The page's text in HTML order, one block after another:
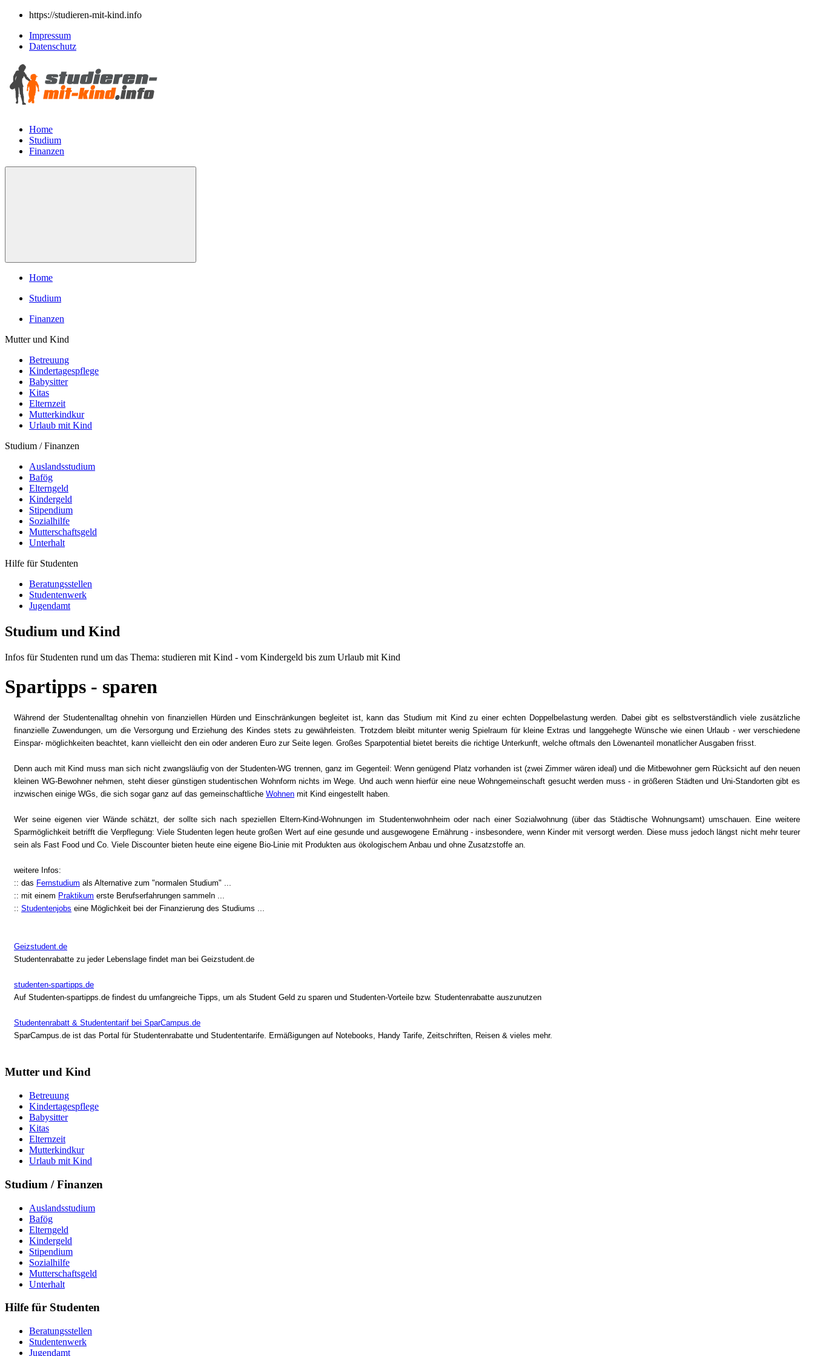
https://studieren-mit-kind.info
Impressum
Datenschutz
Home
Studium
Finanzen
Home
Studium
Finanzen
Mutter und Kind
Betreuung
Kindertagespflege
Babysitter
Kitas
Elternzeit
Mutterkindkur
Urlaub mit Kind
Studium / Finanzen
Auslandsstudium
Bafög
Elterngeld
Kindergeld
Stipendium
Sozialhilfe
Mutterschaftsgeld
Unterhalt
Hilfe für Studenten
Beratungsstellen
Studentenwerk
Jugendamt
Studium und Kind
Infos für Studenten rund um das Thema: studieren mit Kind - vom Kindergeld bis zum Urlaub mit Kind
Spartipps - sparen
Während der Studentenalltag ohnehin von finanziellen Hürden und Einschränkungen begleitet ist, kann das Studium mit Kind zu einer echten Doppelbelastung werden. Dabei gibt es selbstverständlich viele zusätzliche
finanzielle Zuwendungen, um die Versorgung und Erziehung des Kindes stets zu gewährleisten. Trotzdem bleibt mitunter wenig Spielraum für kleine Extras und langgehegte Wünsche wie einen Urlaub - wer verschiedene
Einspar- möglichkeiten beachtet, kann vielleicht den ein oder anderen Euro zur Seite legen. Großes Sparpotential bietet bereits die richtige Unterkunft, welche oftmals den Löwenanteil monatlicher Ausgaben frisst.
Denn auch mit Kind muss man sich nicht zwangsläufig von der Studenten-WG trennen, ganz im Gegenteil: Wenn genügend Platz vorhanden ist (zwei Zimmer wären ideal) und die Mitbewohner gern Rücksicht auf den neuen
kleinen WG-Bewohner nehmen, steht dieser günstigen studentischen Wohnform nichts im Wege. Und auch wenn hierfür eine neue Wohngemeinschaft gesucht werden muss - in größeren Städten und Uni-Standorten gibt es
inzwischen einige WGs, die sich sogar ganz auf das gemeinschaftliche Wohnen mit Kind eingestellt haben.
Wer seine eigenen vier Wände schätzt, der sollte sich nach speziellen Eltern-Kind-Wohnungen im Studentenwohnheim oder nach einer Sozialwohnung (über das Städtische Wohnungsamt) umschauen. Eine weitere
Sparmöglichkeit betrifft die Verpflegung: Viele Studenten legen heute großen Wert auf eine gesunde und ausgewogene Ernährung - insbesondere, wenn Kinder mit versorgt werden. Diese muss jedoch längst nicht mehr teurer
sein als Fast Food und Co. Viele Discounter bieten heute eine eigene Bio-Linie mit Produkten aus ökologischem Anbau und ohne Zusatzstoffe an.
weitere Infos:
:: das Fernstudium als Alternative zum "normalen Studium" ...
:: mit einem Praktikum erste Berufserfahrungen sammeln ...
:: Studentenjobs eine Möglichkeit bei der Finanzierung des Studiums ...
Geizstudent.de
Studentenrabatte zu jeder Lebenslage findet man bei Geizstudent.de
studenten-spartipps.de
Auf Studenten-spartipps.de findest du umfangreiche Tipps, um als Student Geld zu sparen und Studenten-Vorteile bzw. Studentenrabatte auszunutzen
Studentenrabatt & Studententarif bei SparCampus.de
SparCampus.de ist das Portal für Studentenrabatte und Studententarife. Ermäßigungen auf Notebooks, Handy Tarife, Zeitschriften, Reisen & vieles mehr.
Mutter und Kind
Betreuung
Kindertagespflege
Babysitter
Kitas
Elternzeit
Mutterkindkur
Urlaub mit Kind
Studium / Finanzen
Auslandsstudium
Bafög
Elterngeld
Kindergeld
Stipendium
Sozialhilfe
Mutterschaftsgeld
Unterhalt
Hilfe für Studenten
Beratungsstellen
Studentenwerk
Jugendamt